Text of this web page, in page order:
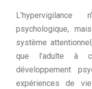
psychologique,
système
que l’adulte à
développement
expériences de